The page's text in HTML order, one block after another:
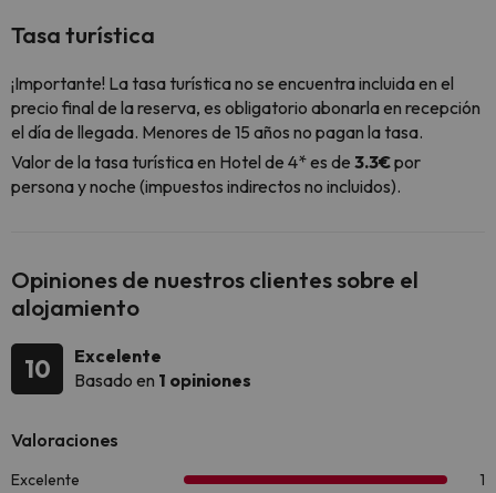
Tasa turística
¡Importante! La tasa turística no se encuentra incluida en el
precio final de la reserva, es obligatorio abonarla en recepción
el día de llegada. Menores de 15 años no pagan la tasa.
Valor de la tasa turística en Hotel de 4* es de 3.3€por
persona y noche (impuestos indirectos no incluidos).
Opiniones de nuestros clientes sobre el
alojamiento
10
Excelente
Basado en 1 opiniones